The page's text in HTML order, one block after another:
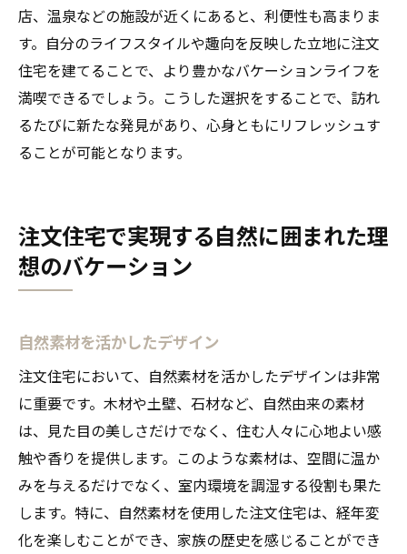
店、温泉などの施設が近くにあると、利便性も高まりま
す。自分のライフスタイルや趣向を反映した立地に注文
住宅を建てることで、より豊かなバケーションライフを
満喫できるでしょう。こうした選択をすることで、訪れ
るたびに新たな発見があり、心身ともにリフレッシュす
ることが可能となります。
注文住宅で実現する自然に囲まれた理
想のバケーション
自然素材を活かしたデザイン
注文住宅において、自然素材を活かしたデザインは非常
に重要です。木材や土壁、石材など、自然由来の素材
は、見た目の美しさだけでなく、住む人々に心地よい感
触や香りを提供します。このような素材は、空間に温か
みを与えるだけでなく、室内環境を調湿する役割も果た
します。特に、自然素材を使用した注文住宅は、経年変
化を楽しむことができ、家族の歴史を感じることができ